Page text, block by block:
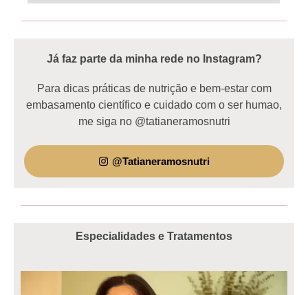
Já faz parte da minha rede no Instagram?
Para dicas práticas de nutrição e bem-estar com
embasamento científico e cuidado com o ser humao,
me siga no @tatianeramosnutri
@Tatianeramosnutri
Especialidades e Tratamentos